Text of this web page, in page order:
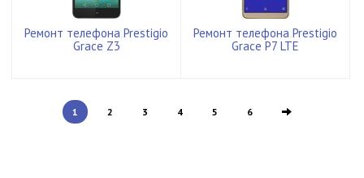
Ремонт телефона Prestigio
Grace Z3
Ремонт телефона Prestigio
Grace P7 LTE
1 2 3 4 5 6